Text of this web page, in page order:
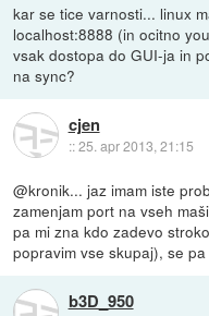
kar se tice varnosti... linux
localhost:8888 (in ocitno
vsak dostopa do GUI-ja in
na sync?
cjen
::25. apr 2013, 21:15
@kronik... jaz imam iste
zamenjam port na vseh
pa mi zna kdo zadevo
popravim vse skupaj), se
b3D_950